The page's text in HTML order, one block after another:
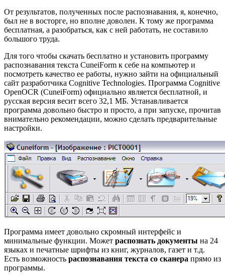
От результатов, полученных после распознавания, я, конечно,
был не в восторге, но вполне доволен. К тому же программа
бесплатная, а разобраться, как с ней работать, не составило
большого труда.
Для того чтобы скачать бесплатно и установить программу
распознавания текста CuneiForm к себе на компьютер и
посмотреть качество ее работы, нужно зайти на официальный
сайт разработчика Cognitive Technologies. Программа Cognitive
OpenOCR (CuneiForm) официально является бесплатной, и
русская версия весит всего 32,1 МБ. Устанавливается
программа довольно быстро и просто, а при запуске, прочитав
внимательно рекомендации, можно сделать предварительные
настройки.
Программа имеет довольно скромный интерфейс и
минимальные функции. Может распознать документы на 24
языках и печатные шрифты из книг, журналов, газет и т.д.
Есть возможность распознавания текста со сканера прямо из
программы.